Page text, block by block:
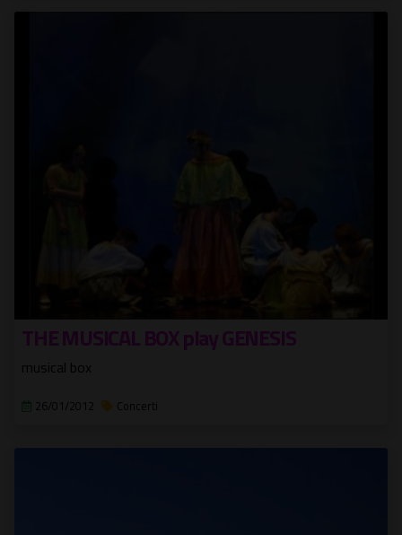
THE MUSICAL BOX play GENESIS
musical box
26/01/2012 Concerti